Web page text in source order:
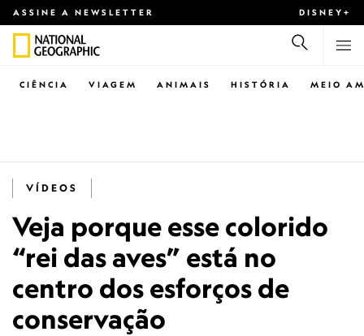
ASSINE A NEWSLETTER DISNEY+
CIÊNCIA VIAGEM ANIMAIS HISTÓRIA MEIO
VÍDEOS
Veja porque esse colorido
“rei das aves” está no
centro dos esforços de
conservação